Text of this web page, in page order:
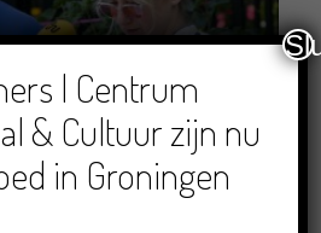
Verslag Zomor Wat
| Centrum
& Cultuur zijn nu
in Groningen